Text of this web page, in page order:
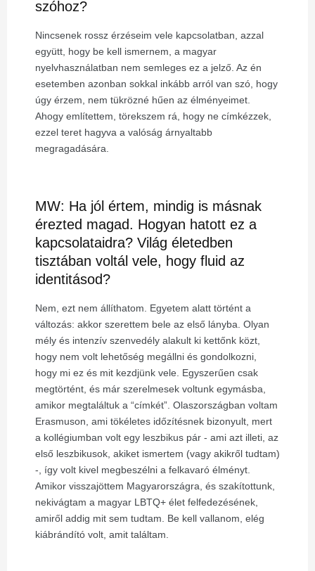
szóhoz?
Nincsenek rossz érzéseim vele kapcsolatban, azzal
együtt, hogy be kell ismernem, a magyar
nyelvhasználatban nem semleges ez a jelző. Az én
esetemben azonban sokkal inkább arról van szó, hogy
úgy érzem, nem tükrözné hűen az élményeimet.
Ahogy említettem, törekszem rá, hogy ne címkézzek,
ezzel teret hagyva a valóság árnyaltabb
megragadására.
MW: Ha jól értem, mindig is másnak
érezted magad. Hogyan hatott ez a
kapcsolataidra? Világ életedben
tisztában voltál vele, hogy fluid az
identitásod?
Nem, ezt nem állíthatom. Egyetem alatt történt a
változás: akkor szerettem bele az első lányba. Olyan
mély és intenzív szenvedély alakult ki kettőnk közt,
hogy nem volt lehetőség megállni és gondolkozni,
hogy mi ez és mit kezdjünk vele. Egyszerűen csak
megtörtént, és már szerelmesek voltunk egymásba,
amikor megtaláltuk a “címkét”. Olaszországban voltam
Erasmuson, ami tökéletes időzítésnek bizonyult, mert
a kollégiumban volt egy leszbikus pár - ami azt illeti, az
első leszbikusok, akiket ismertem (vagy akikről tudtam)
-, így volt kivel megbeszélni a felkavaró élményt.
Amikor visszajöttem Magyarországra, és szakítottunk,
nekivágtam a magyar LBTQ+ élet felfedezésének,
amiről addig mit sem tudtam. Be kell vallanom, elég
kiábrándító volt, amit találtam.